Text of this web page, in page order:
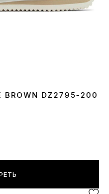
BROWN DZ2795-200